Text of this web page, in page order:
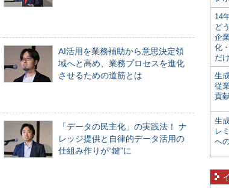
AI活用を業務補助から意思決定領
域へと高め、業務プロセスを進化
させるための道筋とは
「データの民主化」の実践法！ ナ
レッジ提供と自律的データ活用の
仕組み作りが“鍵”に
14
ど
企
化
だ
生
従
貢
生
レ
へ